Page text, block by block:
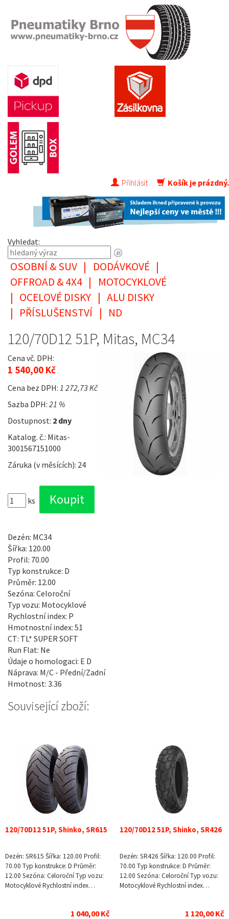
Přihlásit Košík je prázdný.
Vyhledat:
OSOBNÍ & SUV | DODÁVKOVÉ |
OFFROAD & 4X4 |
MOTOCYKLOVÉ
| OCELOVÉ DISKY | ALU DISKY
| PŘÍSLUŠENSTVÍ | ND
120/70D12 51P, Mitas, MC34
Cena vč. DPH:
1 540,00 Kč
Cena bez DPH: 1 272,73 Kč
Sazba DPH: 21 %
Dostupnost: 2 dny
Katalog. č.: Mitas-
3001567151000
Záruka (v měsících): 24
ks
Dezén: MC34
Šířka: 120.00
Profil: 70.00
Typ konstrukce: D
Průměr: 12.00
Sezóna: Celoroční
Typ vozu: Motocyklové
Rychlostní index: P
Hmotnostní index: 51
CT: TL* SUPER SOFT
Run Flat: Ne
Údaje o homologaci: E D
Náprava: M/C - Přední/Zadní
Hmotnost: 3.36
Související zboží:
120/70D12 51P, Shinko, SR615
Dezén: SR615 Šířka: 120.00 Profil:
70.00 Typ konstrukce: D Průměr:
12.00 Sezóna: Celoroční Typ vozu:
Motocyklové Rychlostní index…
1 040,00 Kč
120/70D12 51P, Shinko, SR426
Dezén: SR426 Šířka: 120.00 Profil:
70.00 Typ konstrukce: D Průměr:
12.00 Sezóna: Celoroční Typ vozu:
Motocyklové Rychlostní index…
1 120,00 Kč